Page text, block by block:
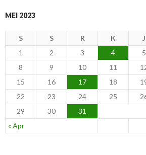
MEI 2023
S S R K J
« Apr
1 2 3 4 5
8
9 10 11
15
16 17 18
22
23 24 25
29
30 31